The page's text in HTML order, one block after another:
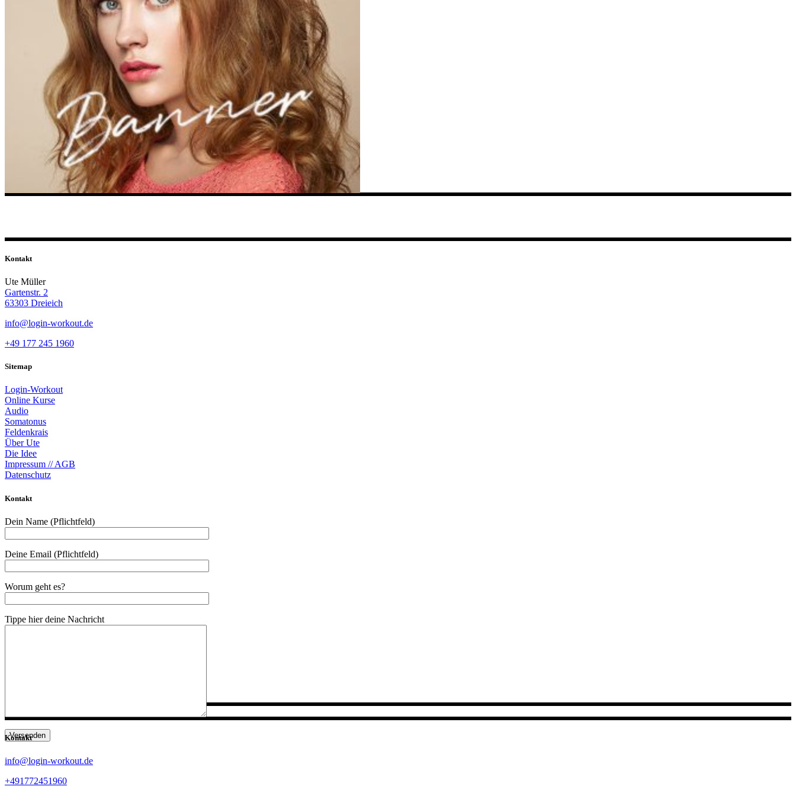
Kontakt
Ute Müller
Gartenstr. 2
63303 Dreieich
info@login-workout.de
+49 177 245 1960
Sitemap
Login-Workout
Online Kurse
Audio
Somatonus
Feldenkrais
Über Ute
Die Idee
Impressum // AGB
Datenschutz
Kontakt
Dein Name (Pflichtfeld)
Deine Email (Pflichtfeld)
Worum geht es?
Tippe hier deine Nachricht
Versenden
Kontakt
info@login-workout.de
+491772451960